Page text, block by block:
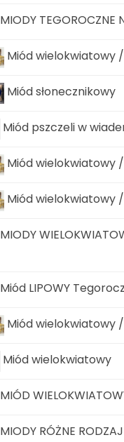
MIODY TEGOROCZNE
Miód wielokwiatowy /
Miód słonecznikowy
Miód pszczeli w
Miód wielokwiatowy /
Miód wielokwiatowy /
MIODY
Miód LIPOWY
Miód wielokwiatowy /
Miód wielokwiatowy
MIÓD
MIODY RÓŻNE